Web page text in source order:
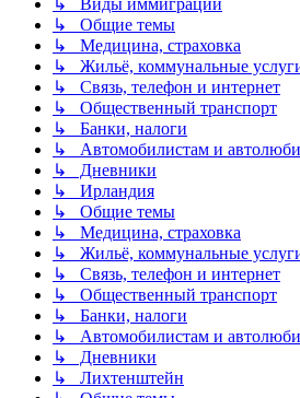
↳ Общие темы
↳ Медицина, страховка
↳ Жильё, коммунальные
↳ Связь, телефон и интернет
↳ Общественный транспорт
↳ Банки, налоги
↳ Автомобилистам и
↳ Дневники
↳ Ирландия
↳ Общие темы
↳ Медицина, страховка
↳ Жильё, коммунальные
↳ Связь, телефон и интернет
↳ Общественный транспорт
↳ Банки, налоги
↳ Автомобилистам и
↳ Дневники
↳ Лихтенштейн